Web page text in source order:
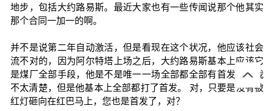
地步，包括大约路易斯。最近大家也有一些传闻说那个他其实
那个合同一加一的啊。
并不是说第二年自动激活，但是看现在这个状况，他应该社会
流不对的，因为阿尔特塔上场之后，大约路易斯基本上应该它
是煤厂全部手段，他是不是唯一一场全部都全部有首发权，我
不太清楚，但是他基本上全部都打了首发。 对，只要是没有被
红灯砸向在红巴马上，您也是首发了，对？